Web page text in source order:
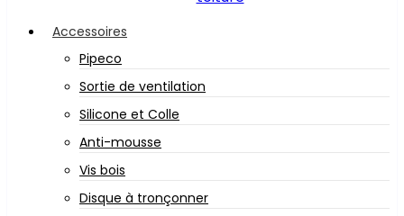
Accessoires
Pipeco
Sortie de ventilation
Silicone et Colle
Anti-mousse
Vis bois
Disque à tronçonner